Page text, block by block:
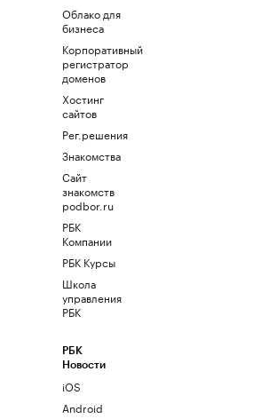
Облако для
бизнеса
Корпоративный
регистратор
доменов
Хостинг
сайтов
Рег.решения
Знакомства
Сайт
знакомств
podbor.ru
РБК
Компании
РБК Курсы
Школа
управления
РБК
РБК
Новости
iOS
Android